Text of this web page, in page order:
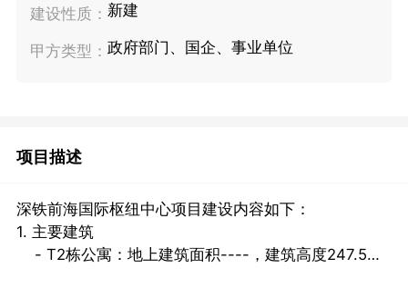
建设性质： 新建
甲方类型： 政府部门、国企、事业单位
项目描述
深铁前海国际枢纽中心项目建设内容如下：
1. 主要建筑
    - T2栋公寓：地上建筑面积----，建筑高度247.5